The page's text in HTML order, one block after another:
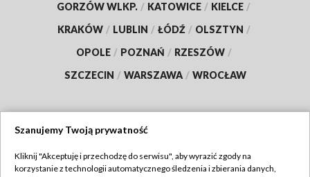
GORZÓW WLKP. / KATOWICE / KIELCE /
KRAKÓW / LUBLIN / ŁÓDŹ / OLSZTYN /
OPOLE / POZNAŃ / RZESZÓW /
SZCZECIN / WARSZAWA / WROCŁAW
TVP
Szanujemy Twoją prywatność
Kliknij "Akceptuję i przechodzę do serwisu", aby wyrazić zgody na
korzystanie z technologii automatycznego śledzenia i zbierania danych,